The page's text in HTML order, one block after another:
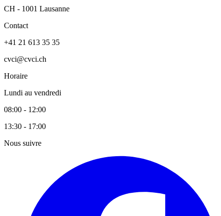
CH - 1001 Lausanne
Contact
+41 21 613 35 35
cvci@cvci.ch
Horaire
Lundi au vendredi
08:00 - 12:00
13:30 - 17:00
Nous suivre